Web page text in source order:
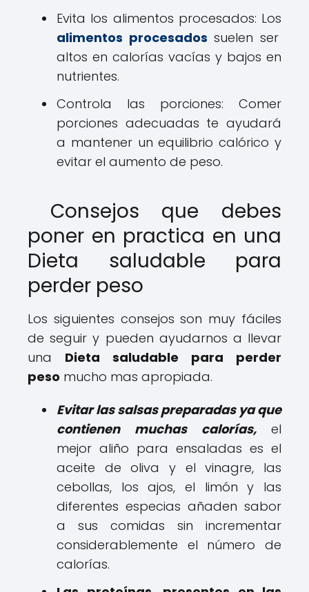
Evita los alimentos procesados: Los
alimentos procesados suelen ser
altos en calorías vacías y bajos en
nutrientes.
Controla las porciones: Comer
porciones adecuadas te ayudará
a mantener un equilibrio calórico y
evitar el aumento de peso.
Consejos que debes
poner en practica en una
Dieta saludable para
perder peso
Los siguientes consejos son muy fáciles
de seguir y pueden ayudarnos a llevar
una Dieta saludable para perder
peso mucho mas apropiada.
Evitar las salsas preparadas ya que
contienen muchas calorías, el
mejor aliño para ensaladas es el
aceite de oliva y el vinagre, las
cebollas, los ajos, el limón y las
diferentes especias añaden sabor
a sus comidas sin incrementar
considerablemente el número de
calorías.